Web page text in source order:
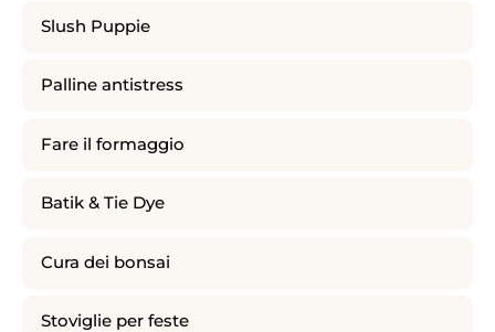
Slush Puppie
Palline antistress
Fare il formaggio
Batik & Tie Dye
Cura dei bonsai
Stoviglie per feste